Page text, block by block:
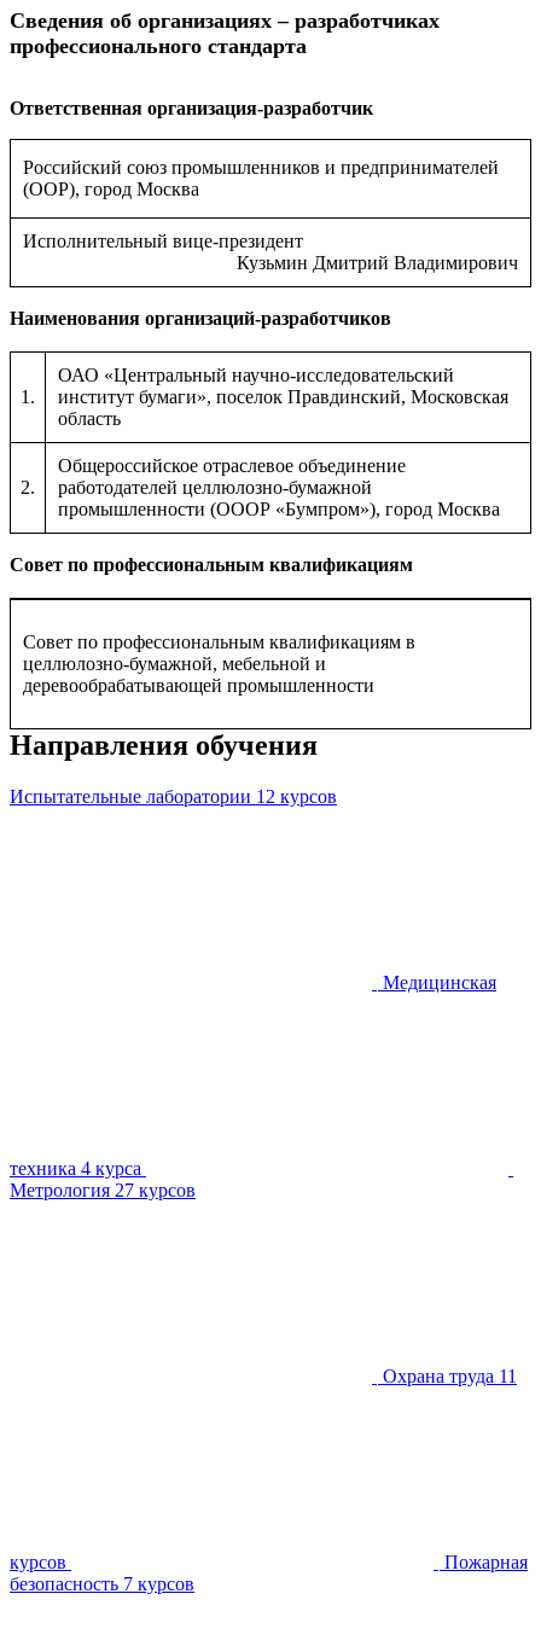
Сведения об организациях – разработчиках
профессионального стандарта
Ответственная организация-разработчик
Российский союз промышленников и предпринимателей
(ООР), город Москва
Исполнительный вице-президент
Кузьмин Дмитрий Владимирович
Наименования организаций-разработчиков
1.
ОАО «Центральный научно-исследовательский
институт бумаги», поселок Правдинский, Московская
область
2.
Общероссийское отраслевое объединение
работодателей целлюлозно-бумажной
промышленности (ОООР «Бумпром»), город Москва
Совет по профессиональным квалификациям
Совет по профессиональным квалификациям в
целлюлозно-бумажной, мебельной и
деревообрабатывающей промышленности
Направления обучения
Испытательные лаборатории 12 курсов
Медицинская
техника 4 курса
Метрология 27 курсов
Охрана труда 11
курсов
Пожарная
безопасность 7 курсов